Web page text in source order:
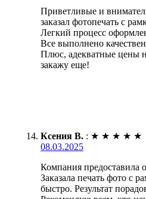
Приветливые и
заказал фотопечать с
Легкий процесс
Все выполнено
Плюс, адекватные цены
закажу еще!
Ксения В. : ★ ★ ★ ★ ★
08.03.2025
Компания предоставила
Заказала печать фото с
быстро. Результат